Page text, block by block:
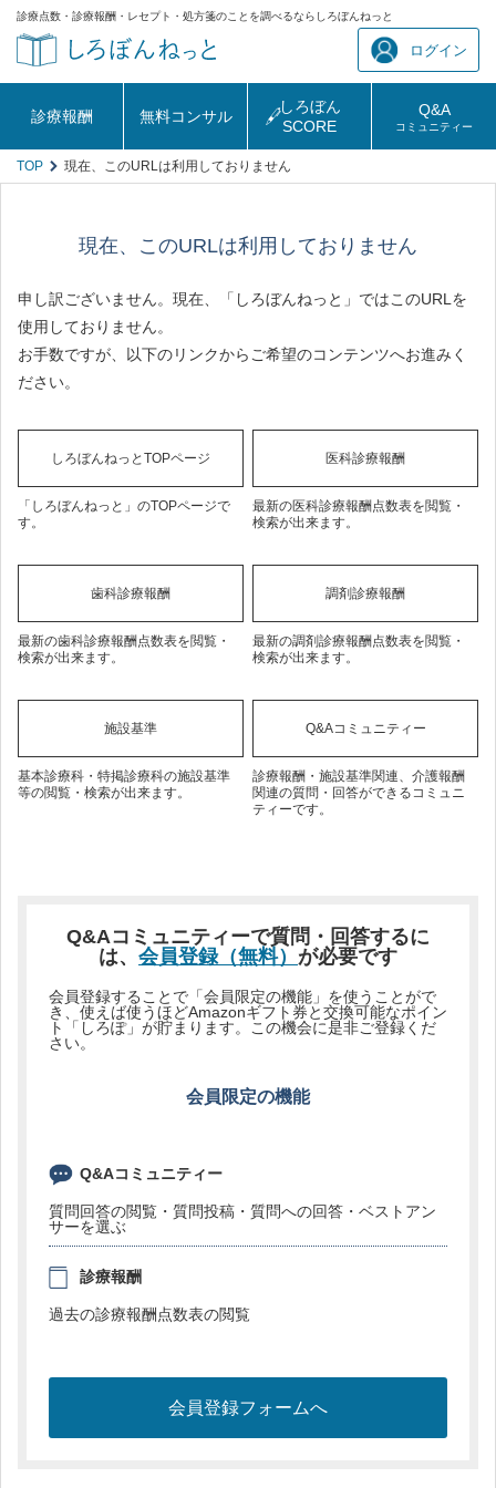
診療点数・診療報酬・レセプト・処方箋のことを調べるならしろぼんねっと
ログイン
診療報酬 無料コンサル
しろぼん
SCORE
Q&A
コミュニティー
TOP 現在、このURLは利用しておりません
現在、このURLは利用しておりません
申し訳ございません。現在、「しろぼんねっと」ではこのURLを
使用しておりません。
お手数ですが、以下のリンクからご希望のコンテンツへお進みく
ださい。
しろぼんねっとTOPページ
「しろぼんねっと」のTOPページで
す。
医科診療報酬
最新の医科診療報酬点数表を閲覧・
検索が出来ます。
歯科診療報酬
最新の歯科診療報酬点数表を閲覧・
検索が出来ます。
調剤診療報酬
最新の調剤診療報酬点数表を閲覧・
検索が出来ます。
施設基準
基本診療科・特掲診療科の施設基準
等の閲覧・検索が出来ます。
Q&Aコミュニティー
診療報酬・施設基準関連、介護報酬
関連の質問・回答ができるコミュニ
ティーです。
Q&Aコミュニティーで質問・回答するに
は、 会員登録（無料） が必要です
会員登録することで「会員限定の機能」を使うことがで
き、使えば使うほどAmazonギフト券と交換可能なポイン
ト「しろぽ」が貯まります。この機会に是非ご登録くだ
さい。
会員限定の機能
Q&Aコミュニティー
質問回答の閲覧・質問投稿・質問への回答・ベストアン
サーを選ぶ
診療報酬
過去の診療報酬点数表の閲覧
会員登録フォームへ